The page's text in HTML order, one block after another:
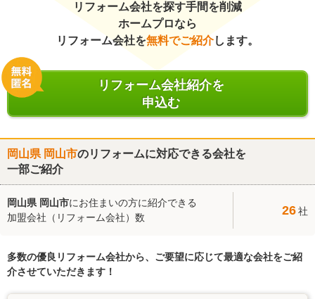
リフォーム会社を探す手間を削減
ホームプロなら
リフォーム会社を無料でご紹介します。
リフォーム会社紹介を
申込む
岡山県 岡山市のリフォームに対応できる会社を
一部ご紹介
岡山県 岡山市にお住まいの方に紹介できる
加盟会社（リフォーム会社）数
26社
多数の優良リフォーム会社から、ご要望に応じて最適な会社をご紹
介させていただきます！